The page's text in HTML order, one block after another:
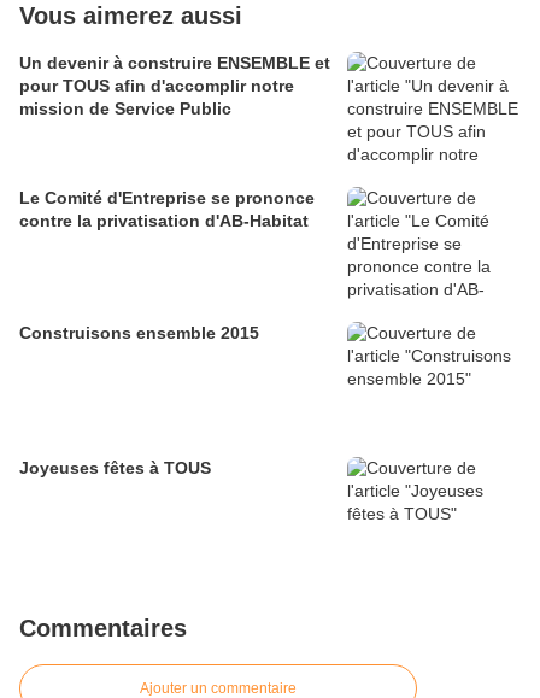
Vous aimerez aussi
Un devenir à construire ENSEMBLE et
pour TOUS afin d'accomplir notre
mission de Service Public
Le Comité d'Entreprise se prononce
contre la privatisation d'AB-Habitat
Construisons ensemble 2015
Joyeuses fêtes à TOUS
Commentaires
Ajouter un commentaire